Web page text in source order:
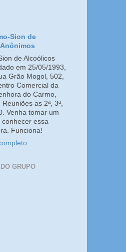
Sion de
de Alcoólicos
em 25/05/1993,
Grão Mogol, 502,
Comercial da
do Carmo,
as 2ª, 3ª,
Venha tomar um
essa
Funciona!
GRUPO